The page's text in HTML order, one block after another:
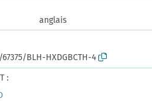
anglais
BLH-HXDGBCTH-4
: